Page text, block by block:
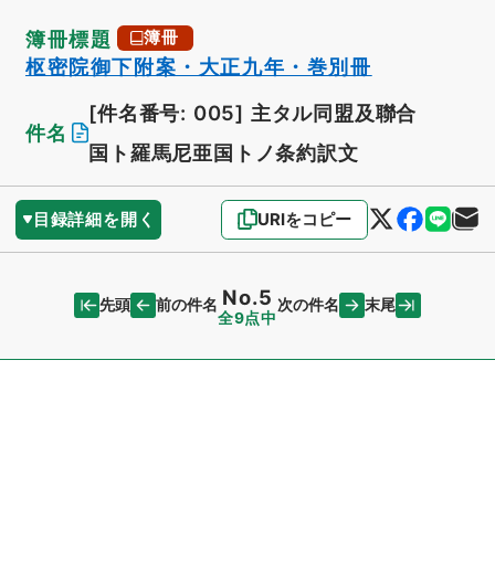
簿冊標題 簿冊
枢密院御下附案・大正九年・巻別冊
件名
[件名番号: 005] 主タル同盟及聯合
国ト羅馬尼亜国トノ条約訳文
目録詳細を開く URIをコピー
先頭 前の件名 No.5
全9点中
次の件名 末尾